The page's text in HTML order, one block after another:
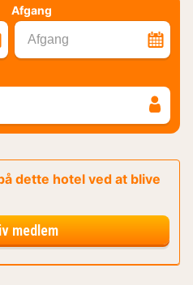
Afgang
Afgang
dette hotel ved at blive
medlem